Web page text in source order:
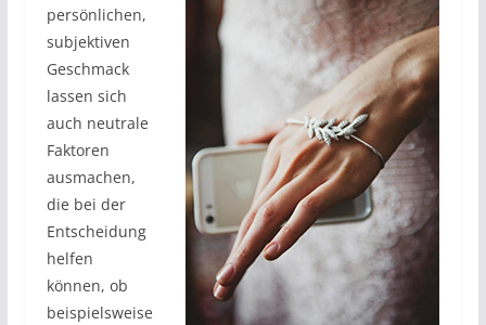
persönlichen,
subjektiven
Geschmack
lassen sich
auch neutrale
Faktoren
ausmachen,
die bei der
Entscheidung
helfen
können, ob
beispielsweise